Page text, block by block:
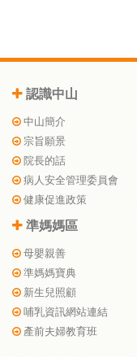
認識中山
中山簡介
宗旨願景
院長的話
病人安全管理委員會
健康促進政策
準媽媽區
母嬰親善
準媽媽寶典
新生兒照顧
哺乳資訊網站連結
產前夫婦教育班